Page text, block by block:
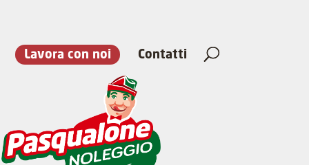
Lavora con noi Contatti